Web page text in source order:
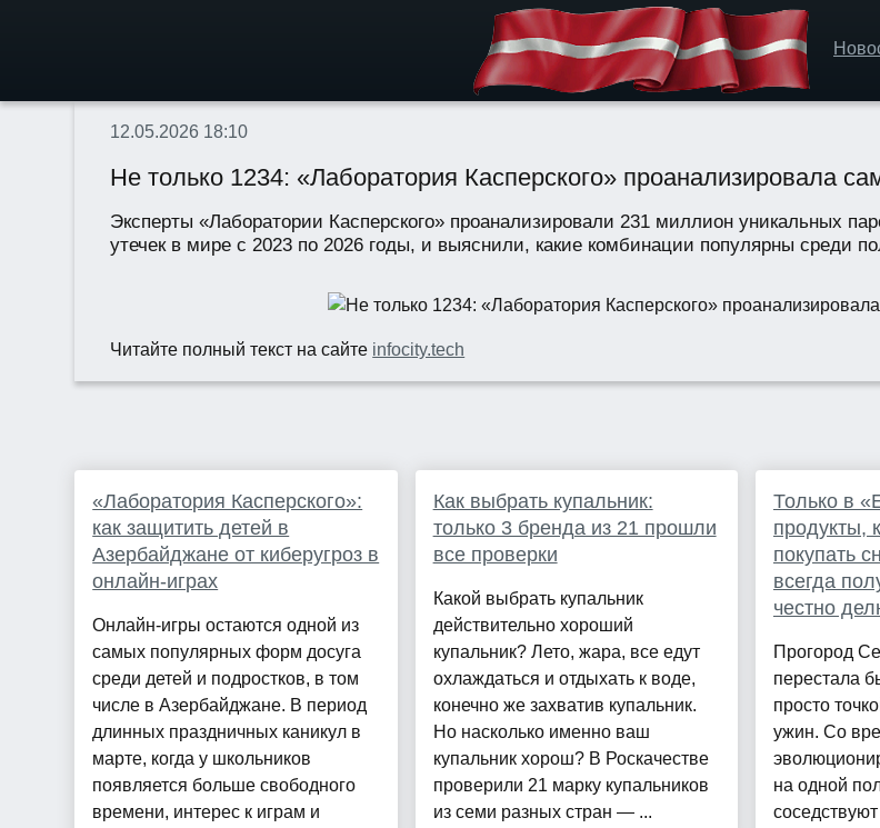
12.05.2026 18:10
Не только 1234: «Лаборатория Касперского» проанализировала
Эксперты «Лаборатории Касперского» проанализировали 231 миллион уникальных
утечек в мире с 2023 по 2026 годы, и выяснили, какие комбинации популярны среди
Читайте полный текст на сайте infocity.tech
«Лаборатория Касперского»:
как защитить детей в
Азербайджане от киберугроз в
онлайн-играх
Онлайн-игры остаются одной из
самых популярных форм досуга
среди детей и подростков, в том
числе в Азербайджане. В период
длинных праздничных каникул в
марте, когда у школьников
появляется больше свободного
времени, интерес к играм и
Как выбрать купальник:
только 3 бренда из 21 прошли
все проверки
Какой выбрать купальник
действительно хороший
купальник? Лето, жара, все едут
охлаждаться и отдыхать к воде,
конечно же захватив купальник.
Но насколько именно ваш
купальник хорош? В Роскачестве
проверили 21 марку купальников
из семи разных стран — ...
Только в
продукты,
покупать
всегда
честно
Прогород
перестала
просто
ужин. Со
на одной